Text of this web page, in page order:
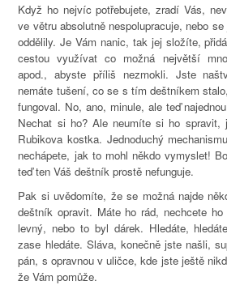
Když ho nejvíc potřebujete, zradí Vás,
ve větru absolutně nespolupracuje, nebo
oddělily. Je Vám nanic, tak jej složíte,
cestou využívat co možná největší
apod., abyste příliš nezmokli. Jste
nemáte tušení, co se s tím deštníkem
fungoval. No, ano, minule, ale teď
Nechat si ho? Ale neumíte si ho spravit,
Rubikova kostka. Jednoduchý
nechápete, jak to mohl někdo vymyslet!
teď ten Váš deštník prostě nefunguje.
Pak si uvědomíte, že se možná najde
deštník opravit. Máte ho rád, nechcete
levný, nebo to byl dárek. Hledáte,
zase hledáte. Sláva, konečně jste našli,
pán, s opravnou v uličce, kde jste ještě
že Vám pomůže.